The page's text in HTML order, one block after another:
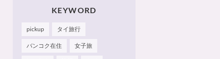
たら嬉しいです 🙂 📌
Instagram Hau's Style
KEYWORD
pickup タイ旅行
バンコク在住 女子旅